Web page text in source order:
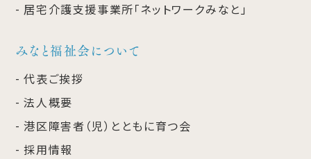
居宅介護支援事業所「ネットワークみなと」
みなと福祉会について
代表ご挨拶
法人概要
港区障害者（児）とともに育つ会
採用情報